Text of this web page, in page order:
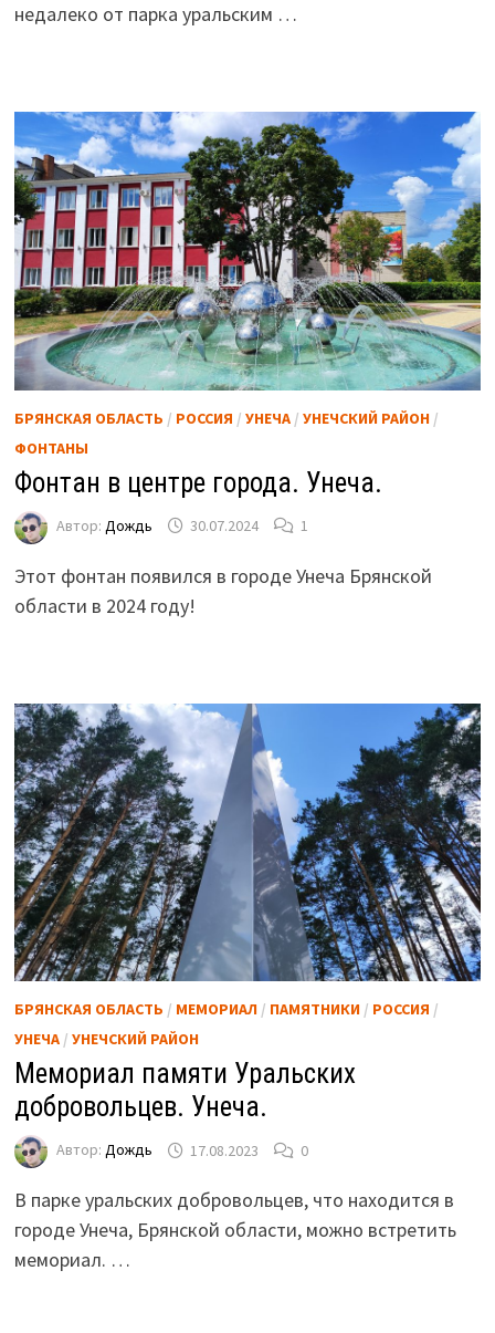
недалеко от парка уральским …
БРЯНСКАЯ ОБЛАСТЬ / РОССИЯ / УНЕЧА/ УНЕЧСКИЙ РАЙОН/
ФОНТАНЫ
Фонтан в центре города. Унеча.
Автор: Дождь 30.07.2024 1
Этот фонтан появился в городе Унеча Брянской
области в 2024 году!
БРЯНСКАЯ ОБЛАСТЬ / МЕМОРИАЛ/ ПАМЯТНИКИ/ РОССИЯ /
УНЕЧА/ УНЕЧСКИЙ РАЙОН
Мемориал памяти Уральских
добровольцев. Унеча.
Автор: Дождь 17.08.2023 0
В парке уральских добровольцев, что находится в
городе Унеча, Брянской области, можно встретить
мемориал. …